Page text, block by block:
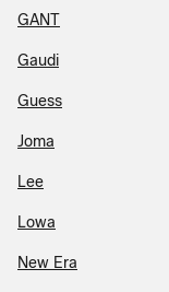
GANT
Gaudi
Guess
Joma
Lee
Lowa
New Era